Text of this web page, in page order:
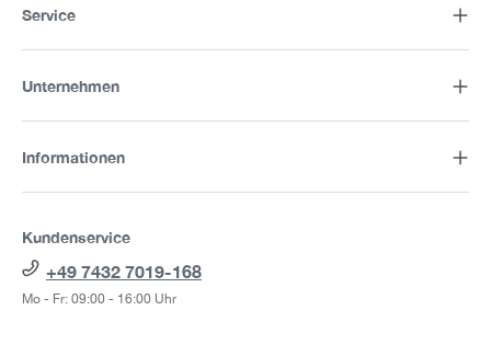
Service
Unternehmen
Informationen
Kundenservice
+49 7432 7019-168
Mo - Fr: 09:00 - 16:00 Uhr